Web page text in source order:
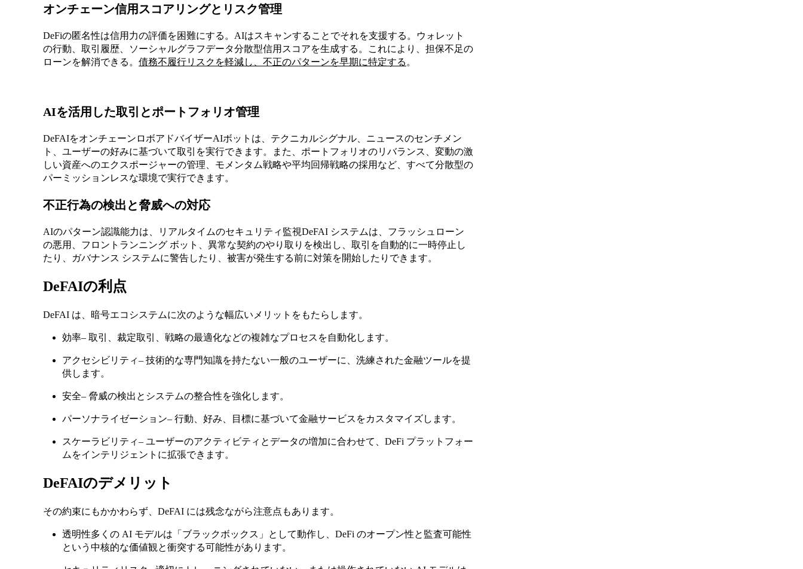
オンチェーン信用スコアリングとリスク管理
DeFiの匿名性は信用力の評価を困難にする。AIはスキャンすることでそれを支援する。ウォレット
の行動、取引履歴、ソーシャルグラフデータ分散型信用スコアを生成する。これにより、担保不足の
ローンを解消できる。 債務不履行リスクを軽減し、不正のパターンを早期に特定する 。
AIを活用した取引とポートフォリオ管理
DeFAIをオンチェーンロボアドバイザーAIボットは、テクニカルシグナル、ニュースのセンチメン
ト、ユーザーの好みに基づいて取引を実行できます。また、ポートフォリオのリバランス、変動の激
しい資産へのエクスポージャーの管理、モメンタム戦略や平均回帰戦略の採用など、すべて分散型の
パーミッションレスな環境で実行できます。
不正行為の検出と脅威への対応
AIのパターン認識能力は、リアルタイムのセキュリティ監視DeFAI システムは、フラッシュローン
の悪用、フロントランニング ボット、異常な契約のやり取りを検出し、取引を自動的に一時停止し
たり、ガバナンス システムに警告したり、被害が発生する前に対策を開始したりできます。
DeFAIの利点
DeFAI は、暗号エコシステムに次のような幅広いメリットをもたらします。
効率– 取引、裁定取引、戦略の最適化などの複雑なプロセスを自動化します。
アクセシビリティ– 技術的な専門知識を持たない一般のユーザーに、洗練された金融ツールを提
供します。
安全– 脅威の検出とシステムの整合性を強化します。
パーソナライゼーション– 行動、好み、目標に基づいて金融サービスをカスタマイズします。
スケーラビリティ– ユーザーのアクティビティとデータの増加に合わせて、DeFi プラットフォー
ムをインテリジェントに拡張できます。
DeFAIのデメリット
その約束にもかかわらず、DeFAI には残念ながら注意点もあります。
透明性多くの AI モデルは「ブラックボックス」として動作し、DeFi のオープン性と監査可能性
という中核的な価値観と衝突する可能性があります。